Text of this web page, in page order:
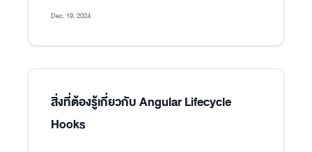
Dec. 19, 2024
สิ่งที่ต้องรู้เกี่ยวกับ Angular Lifecycle
Hooks